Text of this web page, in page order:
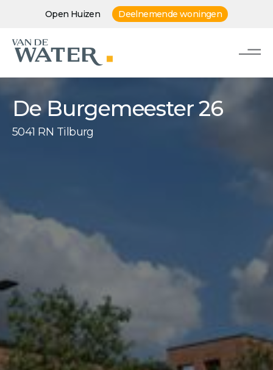
Open Huizen Deelnemende woningen
De Burgemeester 26
5041 RN Tilburg